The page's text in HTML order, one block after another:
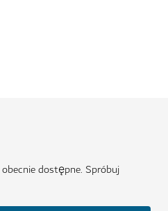
dostępne. Spróbuj